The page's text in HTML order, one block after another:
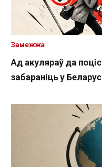
Ад акуляраў да
забараніць у
Замежжа